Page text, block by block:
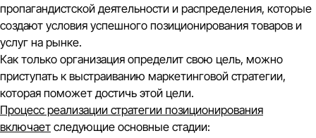
пропагандистской деятельности и распределения, которые
создают условия успешного позиционирования товаров и
услуг на рынке.
Как только организация определит свою цель, можно
приступать к выстраиванию маркетинговой стратегии,
которая поможет достичь этой цели.
Процесс реализации стратегии позиционирования
включает следующие основные стадии: